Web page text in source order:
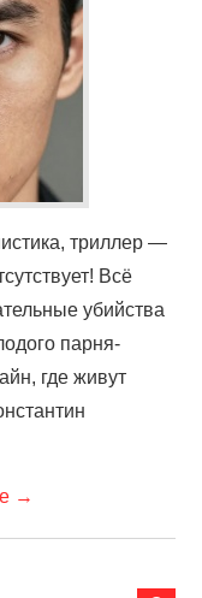
триллер —
Всё
убийства
парня-
где живут
→